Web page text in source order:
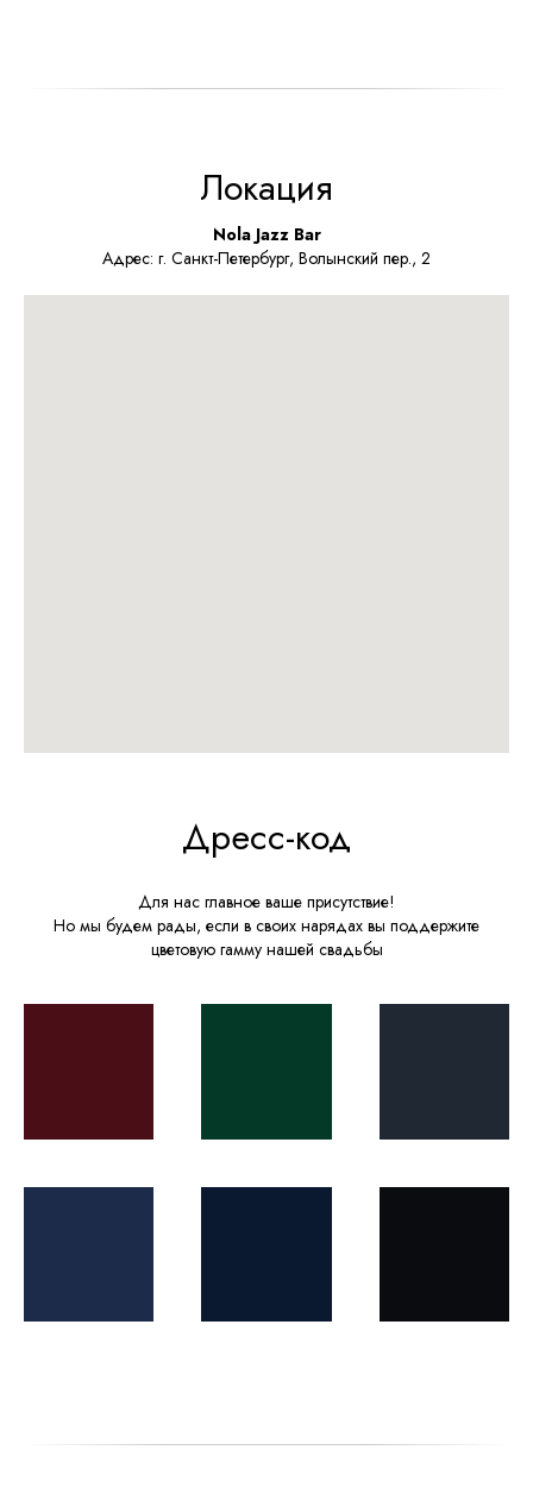
Локация
Nola Jazz Bar
Адрес: г. Санкт-Петербург, Волынский пер., 2
Дресс-код
Для нас главное ваше присутствие!
Но мы будем рады, если в своих нарядах вы поддержите
цветовую гамму нашей свадьбы